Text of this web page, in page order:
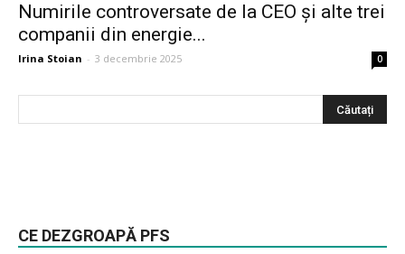
Numirile controversate de la CEO și alte trei
companii din energie...
Irina Stoian - 3 decembrie 2025 0
CE DEZGROAPĂ PFS